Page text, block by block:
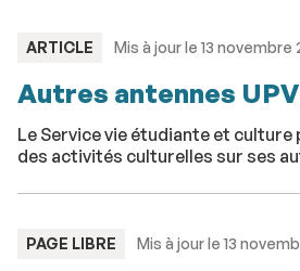
TYPE
ARTICLE Mis à jour le 13 novembre
Autres antennes
Le Service vie étudiante et
des activités culturelles sur ses
TYPE
PAGE LIBRE Mis à jour le 13